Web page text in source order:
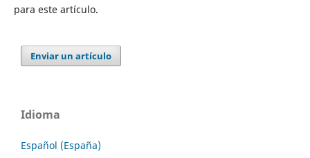
para este artículo.
Enviar un artículo
Idioma
Español (España)